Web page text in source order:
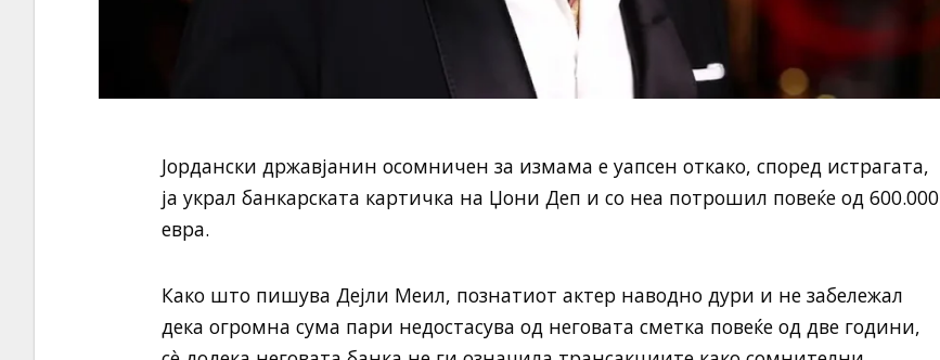
Јордански државјанин осомничен за измама е уапсен откако, според истрагата,
ја украл банкарската картичка на Џони Деп и со неа потрошил повеќе од 600.000
евра.
Како што пишува Дејли Меил, познатиот актер наводно дури и не забележал
дека огромна сума пари недостасува од неговата сметка повеќе од две години,